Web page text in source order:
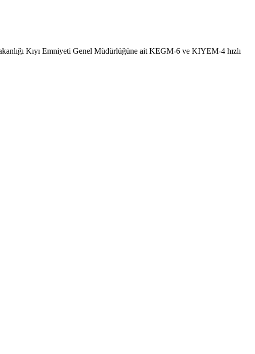
Kıyı Emniyeti Genel Müdürlüğüne ait KEGM-6 ve KIYEM-4 hızlı